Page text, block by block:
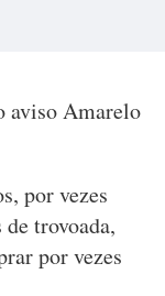
aviso Amarelo
por vezes
trovoada,
por vezes